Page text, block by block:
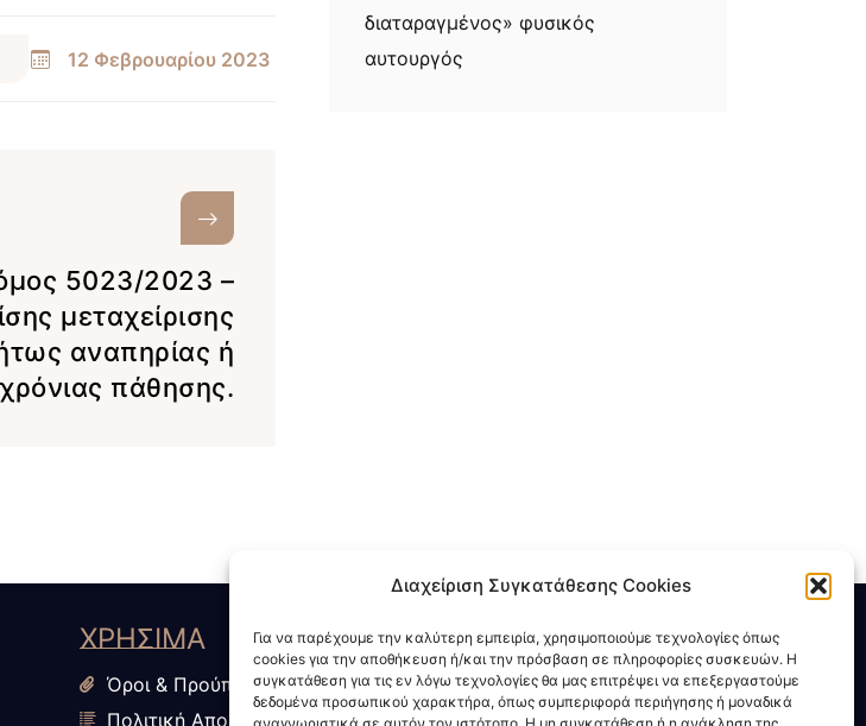
Διαχείριση Συγκατάθεσης Cookies
Για να παρέχουμε την καλύτερη εμπειρία, χρησιμοποιούμε τεχνολογίες όπως
cookies για την αποθήκευση ή/και την πρόσβαση σε πληροφορίες συσκευών. Η
συγκατάθεση για τις εν λόγω τεχνολογίες θα μας επιτρέψει να επεξεργαστούμε
δεδομένα προσωπικού χαρακτήρα, όπως συμπεριφορά περιήγησης ή μοναδικά
12 Φεβρουαρίου 2023
5023/2023 –
μεταχείρισης
αναπηρίας ή
χρόνιας πάθησης.
διαταραγμένος» φυσικός
αυτουργός
ΧΡΗΣΙΜΑ
Όροι & Προύποθέσεις
Πολιτική Απορρήτου
ΑΡΘΡΑ - BLOG
Τύπος - ΜΜΕ
Νέα - Επικαιρότητα